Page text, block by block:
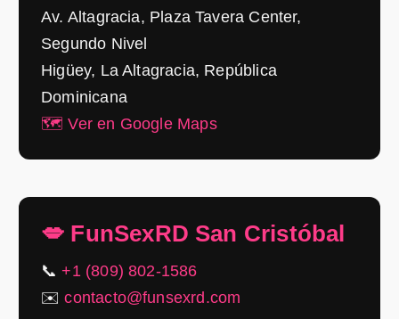
Av. Altagracia, Plaza Tavera Center,
Segundo Nivel
Higüey, La Altagracia, República
Dominicana
🗺️ Ver en Google Maps
💋 FunSexRD San Cristóbal
📞+1 (809) 802-1586
✉️contacto@funsexrd.com